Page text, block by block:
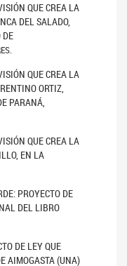
QUE CREA LA
DEL SALADO,
DE
QUE CREA LA
ORTIZ,
PARANÁ,
QUE CREA LA
EN LA
PROYECTO DE
DEL LIBRO
DE LEY QUE
AIMOGASTA (UNA)